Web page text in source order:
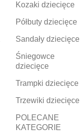
Kozaki dziecięce
Półbuty dziecięce
Sandały dziecięce
Śniegowce
dziecięce
Trampki dziecięce
Trzewiki dziecięce
POLECANE
KATEGORIE